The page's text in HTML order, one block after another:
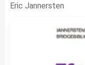
Eric Jannersten